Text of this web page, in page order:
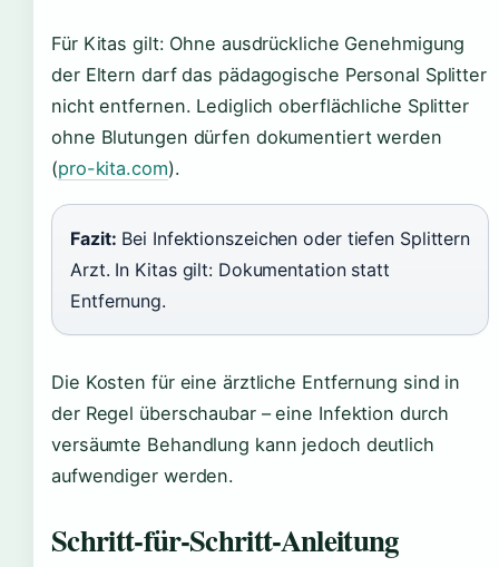
Für Kitas gilt: Ohne ausdrückliche Genehmigung
der Eltern darf das pädagogische Personal Splitter
nicht entfernen. Lediglich oberflächliche Splitter
ohne Blutungen dürfen dokumentiert werden
(pro-kita.com).
Fazit: Bei Infektionszeichen oder tiefen Splittern
Arzt. In Kitas gilt: Dokumentation statt
Entfernung.
Die Kosten für eine ärztliche Entfernung sind in
der Regel überschaubar – eine Infektion durch
versäumte Behandlung kann jedoch deutlich
aufwendiger werden.
Schritt-für-Schritt-Anleitung